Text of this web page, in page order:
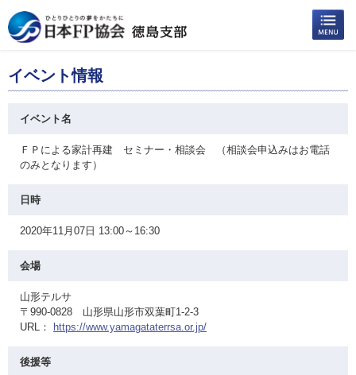
イベント情報
イベント名
ＦＰによる家計再建 セミナー・相談会 （相談会申込みはお電話
のみとなります）
日時
2020年11月07日 13:00～16:30
会場
山形テルサ
〒990-0828 山形県山形市双葉町1-2-3
URL：
https://www.yamagataterrsa.or.jp/
後援等